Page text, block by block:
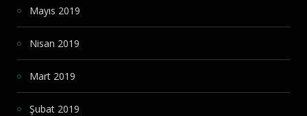
Mayıs 2019
Nisan 2019
Mart 2019
Şubat 2019